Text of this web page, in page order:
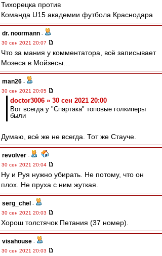
Тихорецка против
Команда U15 академии футбола Краснодара
dr. noormann -
30 сен 2021 20:07
Что за мания у комментатора, всё записывает
Мозеса в Мойзесы…
man26 -
30 сен 2021 20:05
doctor3006 » 30 сен 2021 20:00
Вот всегда у "Спартака" топовые голкиперы
были
Думаю, всё же не всегда. Тот же Стауче.
revolver -
30 сен 2021 20:04
Ну и Руя нужно убирать. Не потому, что он
плох. Не пруха с ним жуткая.
serg_chel -
30 сен 2021 20:03
Хорош толстячок Петания (37 номер).
visahouse -
30 сен 2021 20:03